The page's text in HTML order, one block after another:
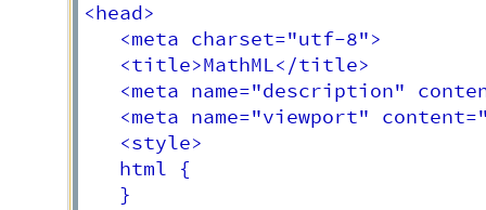
<head>
   <meta charset="utf-8">
   <title>MathML</title>
<meta name="description"
<meta name="viewport"
   <style>
   html {
   }